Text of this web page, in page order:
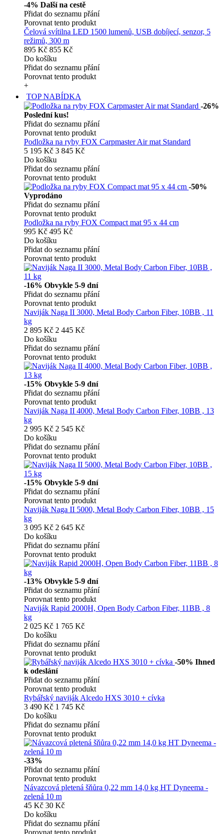
-4% Další na cestě
Přidat do seznamu přání
Porovnat tento produkt
Čelová svítilna LED 1500 lumenů, USB dobíjecí, senzor, 5
režimů, 300 m
895 Kč 855 Kč
Do košíku
Přidat do seznamu přání
Porovnat tento produkt
+
TOP NABÍDKA
-26%
Poslední kus!
Přidat do seznamu přání
Porovnat tento produkt
Podložka na ryby FOX Carpmaster Air mat Standard
5 195 Kč 3 845 Kč
Do košíku
Přidat do seznamu přání
Porovnat tento produkt
-50%
Vyprodáno
Přidat do seznamu přání
Porovnat tento produkt
Podložka na ryby FOX Compact mat 95 x 44 cm
995 Kč 495 Kč
Do košíku
Přidat do seznamu přání
Porovnat tento produkt
-16% Obvykle 5-9 dní
Přidat do seznamu přání
Porovnat tento produkt
Naviják Naga II 3000, Metal Body Carbon Fiber, 10BB , 11
kg
2 895 Kč 2 445 Kč
Do košíku
Přidat do seznamu přání
Porovnat tento produkt
-15% Obvykle 5-9 dní
Přidat do seznamu přání
Porovnat tento produkt
Naviják Naga II 4000, Metal Body Carbon Fiber, 10BB , 13
kg
2 995 Kč 2 545 Kč
Do košíku
Přidat do seznamu přání
Porovnat tento produkt
-15% Obvykle 5-9 dní
Přidat do seznamu přání
Porovnat tento produkt
Naviják Naga II 5000, Metal Body Carbon Fiber, 10BB , 15
kg
3 095 Kč 2 645 Kč
Do košíku
Přidat do seznamu přání
Porovnat tento produkt
-13% Obvykle 5-9 dní
Přidat do seznamu přání
Porovnat tento produkt
Naviják Rapid 2000H, Open Body Carbon Fiber, 11BB , 8
kg
2 025 Kč 1 765 Kč
Do košíku
Přidat do seznamu přání
Porovnat tento produkt
-50% Ihned
k odeslání
Přidat do seznamu přání
Porovnat tento produkt
Rybářský naviják Alcedo HXS 3010 + cívka
3 490 Kč 1 745 Kč
Do košíku
Přidat do seznamu přání
Porovnat tento produkt
-33%
Přidat do seznamu přání
Porovnat tento produkt
Návazcová pletená šňůra 0,22 mm 14,0 kg HT Dyneema -
zelená 10 m
45 Kč 30 Kč
Do košíku
Přidat do seznamu přání
Porovnat tento produkt